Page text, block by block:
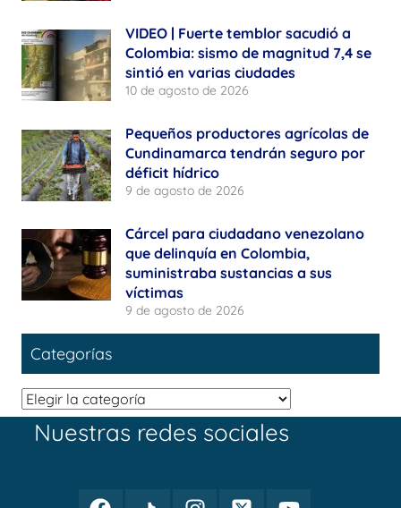
VIDEO | Fuerte temblor sacudió a
Colombia: sismo de magnitud 7,4 se
sintió en varias ciudades
10 de agosto de 2026
Pequeños productores agrícolas de
Cundinamarca tendrán seguro por
déficit hídrico
9 de agosto de 2026
Cárcel para ciudadano venezolano
que delinquía en Colombia,
suministraba sustancias a sus
víctimas
9 de agosto de 2026
Categorías
Categorías
Nuestras redes sociales